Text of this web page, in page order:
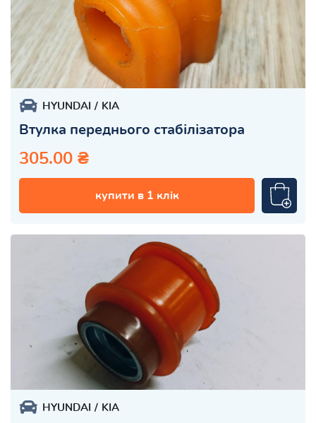
HYUNDAI KIA
Втулка переднього стабілізатора
305.00 ₴
купити в 1 клік
HYUNDAI KIA